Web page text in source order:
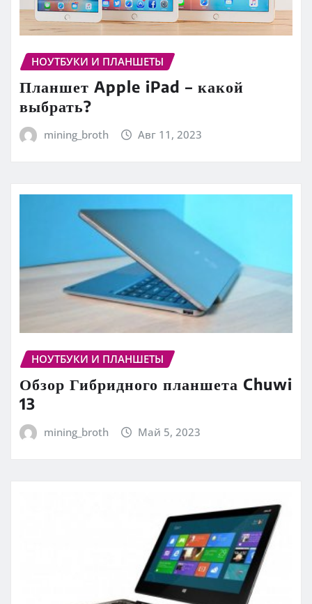
НОУТБУКИ И ПЛАНШЕТЫ
Планшет Apple iPad – какой
выбрать?
mining_broth Авг 11, 2023
НОУТБУКИ И ПЛАНШЕТЫ
Обзор Гибридного планшета Chuwi
13
mining_broth Май 5, 2023